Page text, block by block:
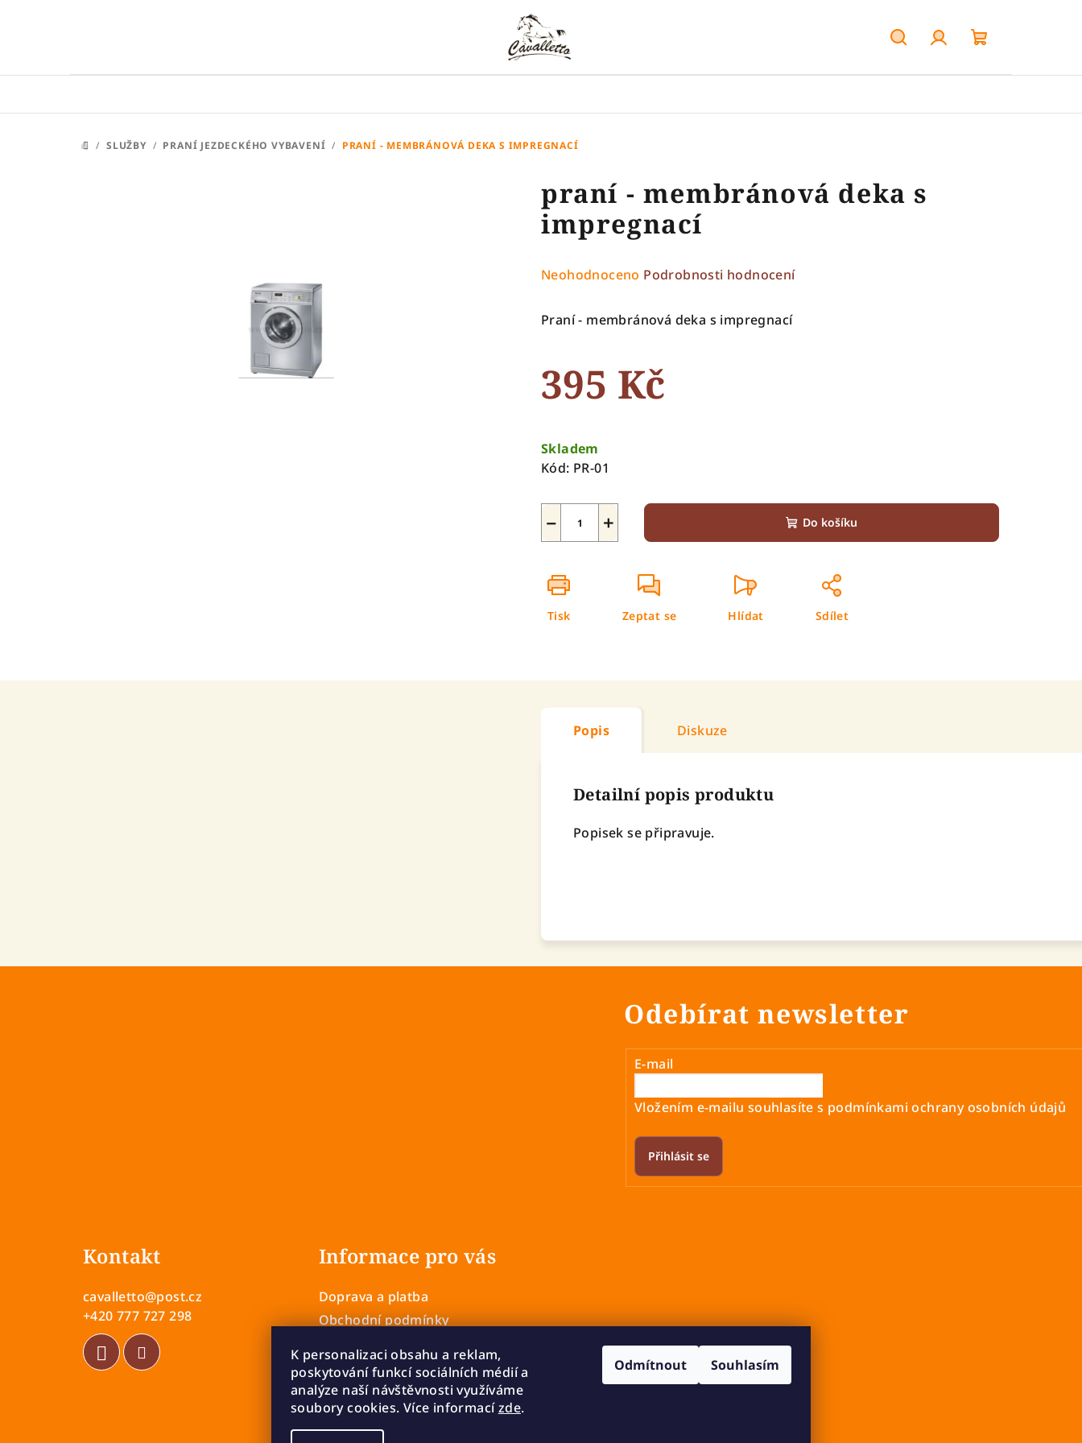
K personalizaci obsahu a reklam,
poskytování funkcí sociálních médií a
analýze naší návštěvnosti využíváme
soubory cookies. Více informacízde.
Odmítnout Souhlasím
košík
DOMŮ
/ SLUŽBY / PRANÍ JEZDECKÉHO VYBAVENÍ / PRANÍ - MEMBRÁNOVÁ DEKA S IMPREGNACÍ
praní - membránová deka s
impregnací
Průměrné
produktu
z
5
Neohodnoceno Podrobnosti hodnocení
Praní - membránová deka s impregnací
395 Kč
cena:
Skladem
Kód: PR-01
+
− Do košíku
Tisk Zeptat se Hlídat Sdílet
Popis Diskuze
Detailní popis produktu
Popisek se připravuje.
Odebírat newsletter
E-mail
Vložením e-mailu souhlasíte s podmínkami ochrany osobních údajů
Přihlásit se
Kontakt
cavalletto@post.cz
+420 777 727 298
Informace pro vás
Doprava a platba
Obchodní podmínky
Vrácení a výměna zboží
Reklamace